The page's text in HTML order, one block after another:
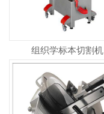
组织学标本切割机